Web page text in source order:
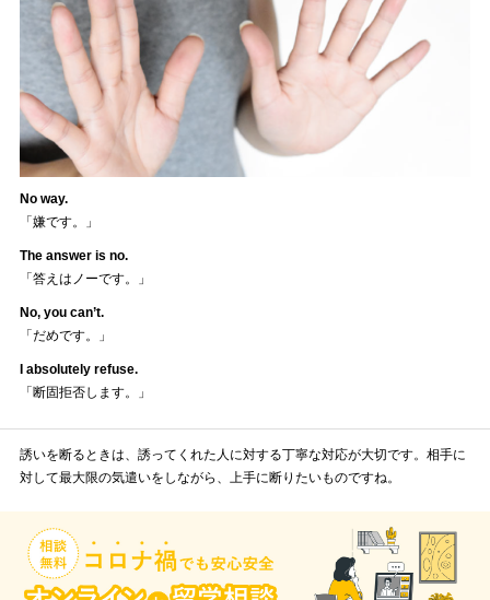
No way.
「嫌です。」
The answer is no.
「答えはノーです。」
No, you can’t.
「だめです。」
I absolutely refuse.
「断固拒否します。」
誘いを断るときは、誘ってくれた人に対する丁寧な対応が大切です。相手に
対して最大限の気遣いをしながら、上手に断りたいものですね。